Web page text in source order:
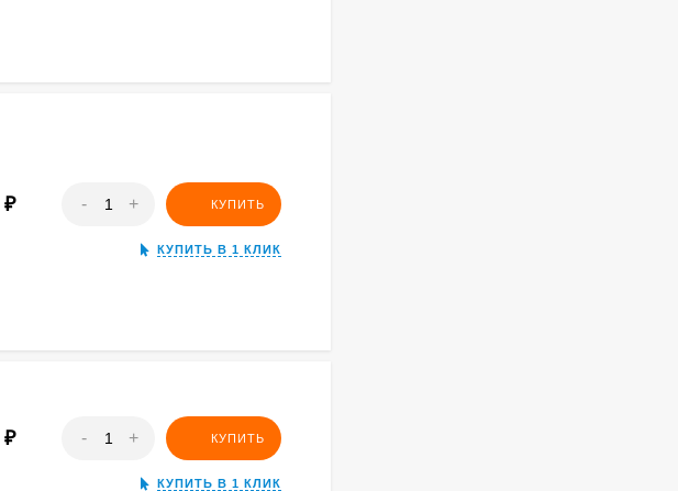
₽ - + КУПИТЬ
КУПИТЬ В 1 КЛИК
₽ - + КУПИТЬ
КУПИТЬ В 1 КЛИК